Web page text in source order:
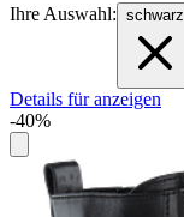
Ihre Auswahl: schwarz
Details für anzeigen
-40%